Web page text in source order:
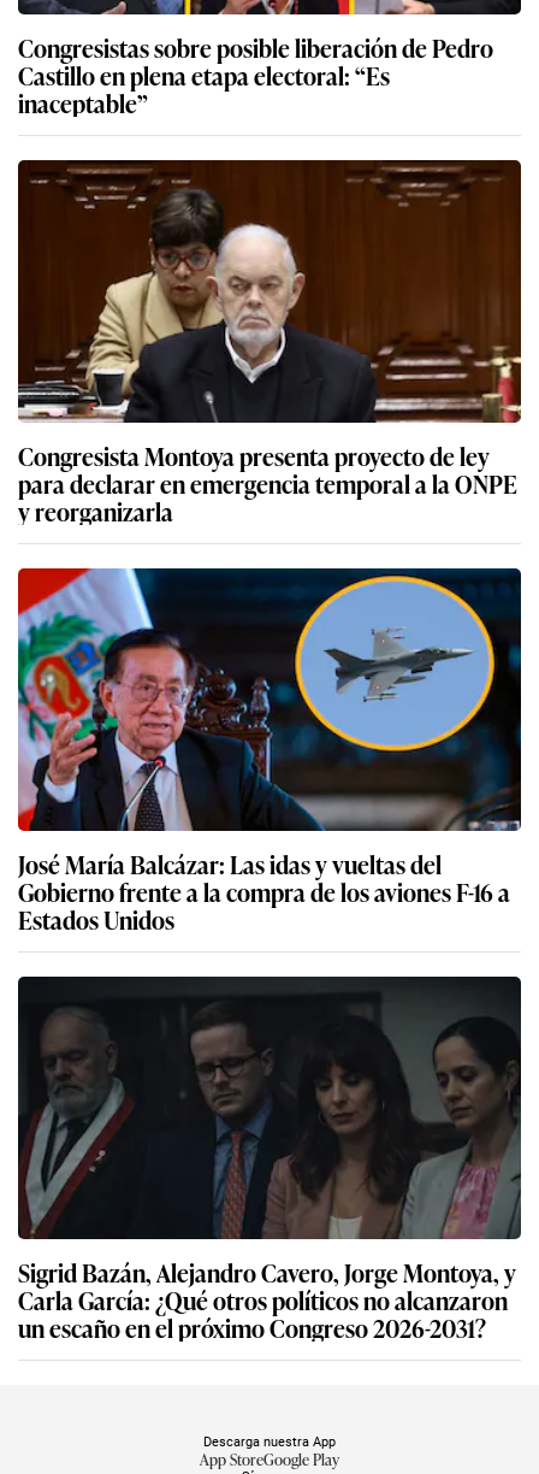
Congresistas sobre posible liberación de Pedro
Castillo en plena etapa electoral: “Es
inaceptable”
Congresista Montoya presenta proyecto de ley
para declarar en emergencia temporal a la ONPE
y reorganizarla
José María Balcázar: Las idas y vueltas del
Gobierno frente a la compra de los aviones F-16 a
Estados Unidos
Sigrid Bazán, Alejandro Cavero, Jorge Montoya, y
Carla García: ¿Qué otros políticos no alcanzaron
un escaño en el próximo Congreso 2026-2031?
Descarga nuestra App
App StoreGoogle Play